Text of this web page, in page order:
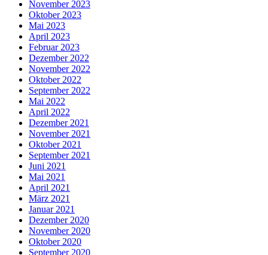
November 2023
Oktober 2023
Mai 2023
April 2023
Februar 2023
Dezember 2022
November 2022
Oktober 2022
September 2022
Mai 2022
April 2022
Dezember 2021
November 2021
Oktober 2021
September 2021
Juni 2021
Mai 2021
April 2021
März 2021
Januar 2021
Dezember 2020
November 2020
Oktober 2020
September 2020